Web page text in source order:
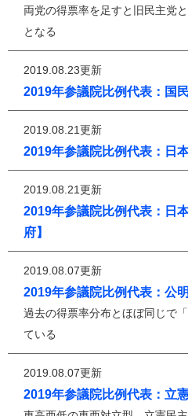
両党の得票率を足すと旧民主党
となる
2019.08.23更新
2019年参議院比例代表：国
2019.08.21更新
2019年参議院比例代表：日
2019.08.21更新
2019年参議院比例代表：日
府】
2019.08.07更新
2019年参議院比例代表：公
過去の得票率分布とほぼ同じで
ている
2019.08.07更新
2019年参議院比例代表：立